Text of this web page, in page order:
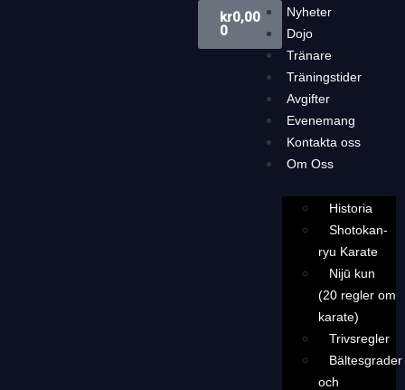
kr0,00
0
Nyheter
Dojo
Tränare
Träningstider
Avgifter
Evenemang
Kontakta oss
Om Oss
Historia
Shotokan-
ryu Karate
Nijū kun
(20 regler om
karate)
Trivsregler
Bältesgrader
och